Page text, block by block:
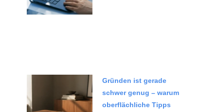
Gründen ist gerade
schwer genug – warum
oberflächliche Tipps